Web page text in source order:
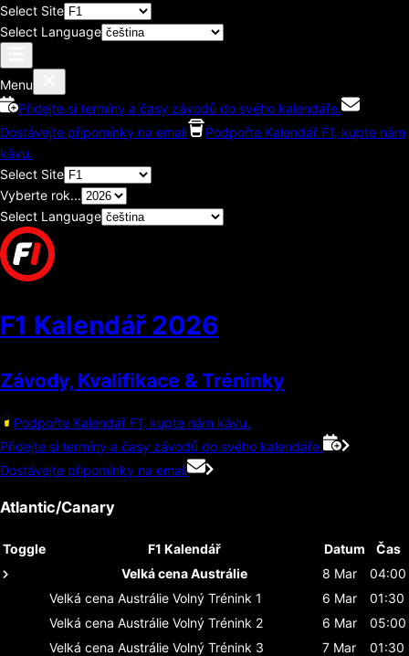
Select Site
Select Language
Menu
Přidejte si termíny a časy závodů do svého kalendáře.
Dostávejte připomínky na email
Podpořte Kalendář F1, kupte nám
kávu.
Select Site
Vyberte rok...
Select Language
F1 Kalendář 2026
Závody, Kvalifikace & Tréninky
Podpořte Kalendář F1, kupte nám kávu.
Přidejte si termíny a časy závodů do svého kalendáře.
Dostávejte připomínky na email
Atlantic/Canary
Toggle F1 Kalendář Datum
Čas
Velká cena Austrálie
8 Mar
04:00
Velká cena Austrálie Volný Trénink 1 6 Mar
01:30
Velká cena Austrálie Volný Trénink 2 6 Mar
05:00
Velká cena Austrálie Volný Trénink 3 7 Mar
01:30